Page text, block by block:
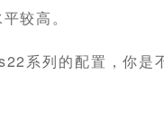
较高。
系列的配置，你是